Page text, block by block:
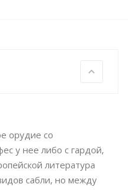
орудие со
у нее либо с гардой,
литература
сабли, но между